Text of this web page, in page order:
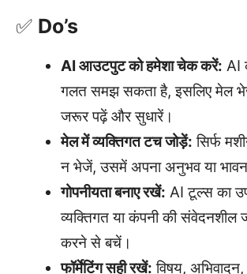
✅ Do’s
AI आउटपुट को हमेशा चेक करें: AI
गलत समझ सकता है, इसलिए मेल
जरूर पढ़ें और सुधारें।
मेल में व्यक्तिगत टच जोड़ें: सिर्फ
न भेजें, उसमें अपना अनुभव या
गोपनीयता बनाए रखें: AI टूल्स का
व्यक्तिगत या कंपनी की संवेदनशील
करने से बचें।
फॉर्मेटिंग सही रखें: विषय,